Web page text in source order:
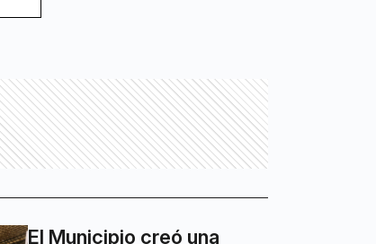
El Municipio creó una